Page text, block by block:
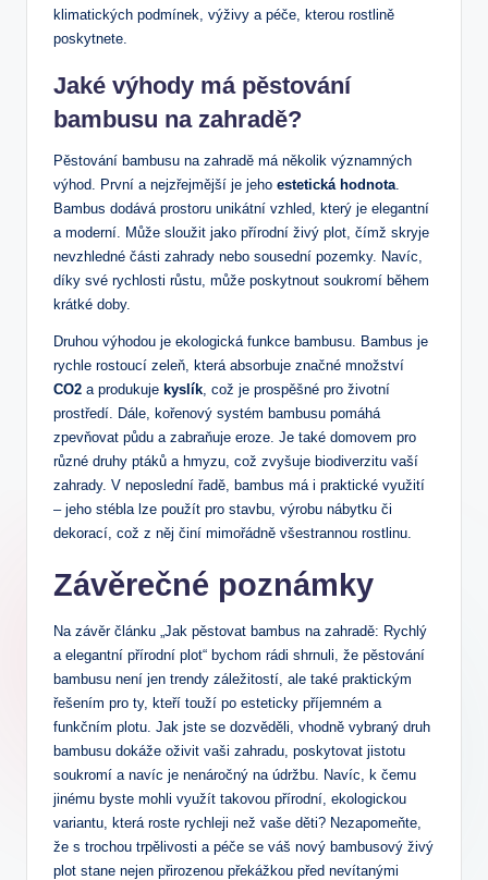
klimatických podmínek, výživy a péče, kterou rostlině
poskytnete.
Jaké výhody má pěstování
bambusu na zahradě?
Pěstování bambusu na zahradě má několik významných
výhod. První a nejzřejmější je jeho estetická hodnota
Bambus dodává prostoru unikátní vzhled, který je elegantní
a moderní. Může sloužit jako přírodní živý plot, čímž skryje
nevzhledné části zahrady nebo sousední pozemky. Navíc,
díky své rychlosti růstu, může poskytnout soukromí během
krátké doby.
Druhou výhodou je ekologická funkce bambusu. Bambus je
rychle rostoucí zeleň, která absorbuje značné množství
CO2 a produkuje kyslík , což je prospěšné pro životní
prostředí. Dále, kořenový systém bambusu pomáhá
zpevňovat půdu a zabraňuje eroze. Je také domovem pro
různé druhy ptáků a hmyzu, což zvyšuje biodiverzitu vaší
zahrady. V neposlední řadě, bambus má i praktické využití
– jeho stébla lze použít pro stavbu, výrobu nábytku či
dekorací, což z něj činí mimořádně všestrannou rostlinu.
Závěrečné poznámky
Na závěr článku „Jak pěstovat bambus na zahradě: Rychlý
a elegantní přírodní plot“ bychom rádi shrnuli, že pěstování
bambusu není jen trendy záležitostí, ale také praktickým
řešením pro ty, kteří touží po esteticky příjemném a
funkčním plotu. Jak jste se dozvěděli, vhodně vybraný druh
bambusu dokáže oživit vaši zahradu, poskytovat jistotu
soukromí a navíc je nenáročný na údržbu. Navíc, k čemu
jinému byste mohli využít takovou přírodní, ekologickou
variantu, která roste rychleji než vaše děti? Nezapomeňte,
že s trochou trpělivosti a péče se váš nový bambusový živý
plot stane nejen přirozenou překážkou před nevítanými